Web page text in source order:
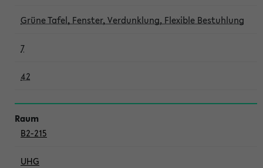
Grüne Tafel, Fenster, Verdunklung, Flexible Bestuhlung
7
42
B2-215
UHG